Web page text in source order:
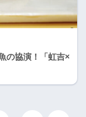
の協演！「虹吉×